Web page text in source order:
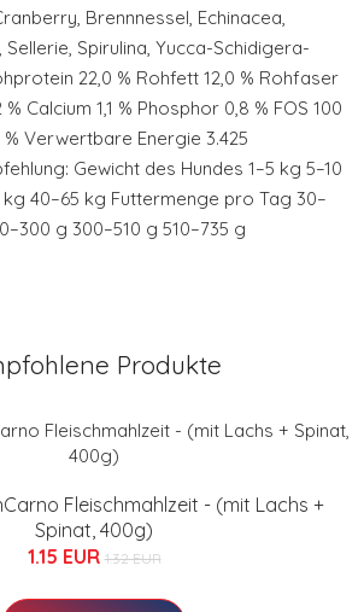
Brennnessel, Echinacea,
Sellerie, Spirulina, Yucca-Schidigera-
22,0 % Rohfett 12,0 % Rohfaser
Calcium 1,1 % Phosphor 0,8 % FOS 100
Verwertbare Energie 3.425
Gewicht des Hundes 1–5 kg 5–10
40–65 kg Futtermenge pro Tag 30–
g 300–510 g 510–735 g
Produkte
Fleischmahlzeit - (mit Lachs +
Spinat, 400g)
1.15 EUR 1.32 EUR